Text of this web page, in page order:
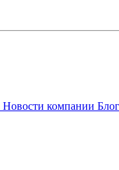
Новости компании Блог